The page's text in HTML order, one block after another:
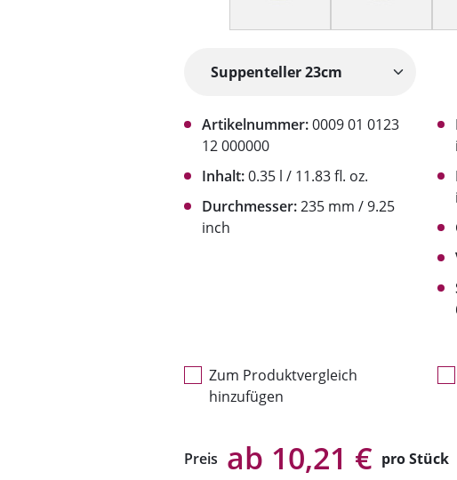
Artikelnummer:0009 01 0123
12 000000
Inhalt:0.35 l / 11.83 fl. oz.
Durchmesser:235 mm / 9.25
inch
Zum Produktvergleich
hinzufügen
Preis ab 10,21 € pro Stück